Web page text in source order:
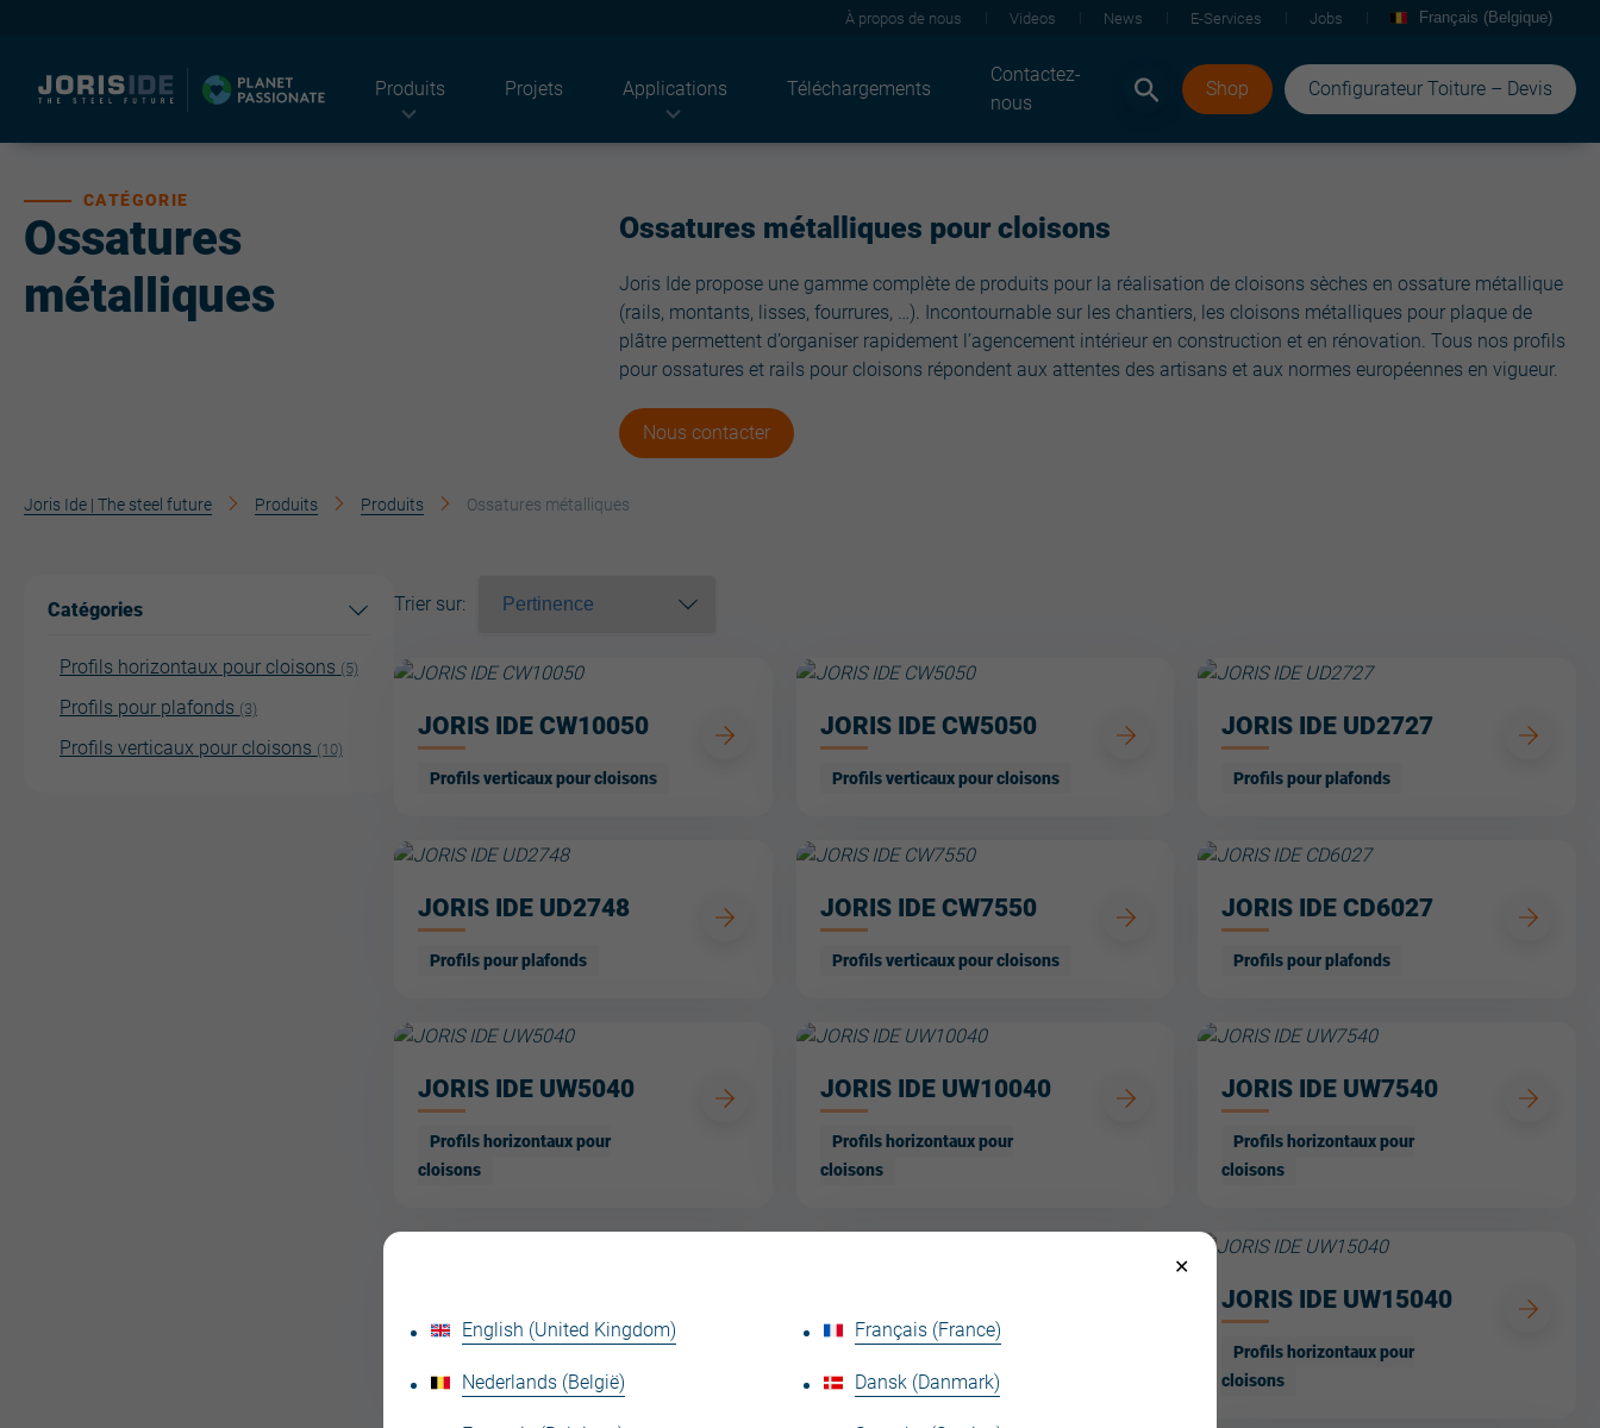
English (United Kingdom)
Nederlands (België)
Français (France)
Dansk (Danmark)
Produits
Tôles de toiture
JI Solar
Façade
Panneaux sandwich
Plateaux
Supports d'étanchéité
Ossatures plaques de plâtre
Light solutions
Projets Applications
Bâtiments tertiaires
Bâtiments publics
Acoustiques
Thermique
Solaire
Coldstore
Durabilité
Rénovation
Téléchargements
Contactez-
nous
Shop Configurateur Toiture – Devis
À propos de nous Videos News E-Services Jobs Français (Belgique)
Ossatures
métalliques
CATÉGORIE
Ossatures métalliques pour cloisons
Joris Ide propose une gamme complète de produits pour la réalisation de cloisons sèches en ossature métallique
(rails, montants, lisses, fourrures, …). Incontournable sur les chantiers, les cloisons métalliques pour plaque de
plâtre permettent d’organiser rapidement l’agencement intérieur en construction et en rénovation. Tous nos profils
pour ossatures et rails pour cloisons répondent aux attentes des artisans et aux normes européennes en vigueur.
Nous contacter
Joris Ide | The steel future Produits Produits Ossatures métalliques
Catégories
Profils horizontaux pour cloisons (5)
Profils pour plafonds (3)
Profils verticaux pour cloisons (10)
Trier sur:
JORIS IDE CW10050
Profils verticaux pour cloisons
JORIS IDE CW5050
Profils verticaux pour cloisons
JORIS IDE UD2727
Profils pour plafonds
JORIS IDE UD2748
Profils pour plafonds
JORIS IDE CW7550
Profils verticaux pour cloisons
JORIS IDE CD6027
Profils pour plafonds
JORIS IDE UW5040
Profils horizontaux pour
cloisons
JORIS IDE UW10040
Profils horizontaux pour
cloisons
JORIS IDE UW7540
Profils horizontaux pour
cloisons
cloisons
JORIS IDE UW15040
Profils horizontaux pour
cloisons